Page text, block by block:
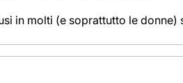
in molti (e soprattutto le